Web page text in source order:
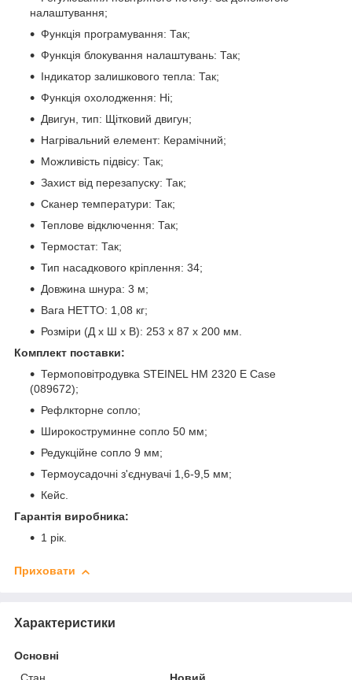
налаштування;
Функція програмування: Так;
Функція блокування налаштувань: Так;
Індикатор залишкового тепла: Так;
Функція охолодження: Ні;
Двигун, тип: Щітковий двигун;
Нагрівальний елемент: Керамічний;
Можливість підвісу: Так;
Захист від перезапуску: Так;
Сканер температури: Так;
Теплове відключення: Так;
Термостат: Так;
Тип насадкового кріплення: 34;
Довжина шнура: 3 м;
Вага НЕТТО: 1,08 кг;
Розміри (Д х Ш х В): 253 x 87 x 200 мм.
Комплект поставки:
Термоповітродувка STEINEL HM 2320 E Case
(089672);
Рефлкторне сопло;
Широкоструминне сопло 50 мм;
Редукційне сопло 9 мм;
Термоусадочні з'єднувачі 1,6-9,5 мм;
Кейс.
Гарантія виробника:
1 рік.
Приховати
Характеристики
Основні
Стан
Новий